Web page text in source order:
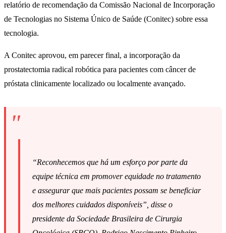
relatório de recomendação da Comissão Nacional de Incorporação
de Tecnologias no Sistema Único de Saúde (Conitec) sobre essa
tecnologia.
A Conitec aprovou, em parecer final, a incorporação da
prostatectomia radical robótica para pacientes com câncer de
próstata clinicamente localizado ou localmente avançado.
“Reconhecemos que há um esforço por parte da
equipe técnica em promover equidade no tratamento
e assegurar que mais pacientes possam se beneficiar
dos melhores cuidados disponíveis”, disse o
presidente da Sociedade Brasileira de Cirurgia